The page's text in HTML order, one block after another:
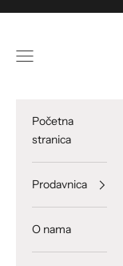
Open navigation
Početna
stranica
Prodavnica
O nama